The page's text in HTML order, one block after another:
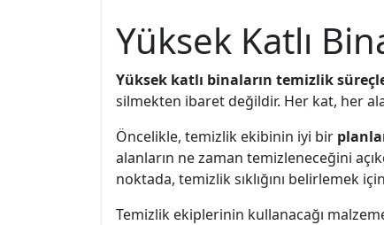
Yüksek Katlı
Yüksek katlı binaların temizlik
silmekten ibaret değildir. Her kat, her
Öncelikle, temizlik ekibinin iyi bir
alanların ne zaman temizleneceğini
noktada, temizlik sıklığını belirlemek için
Temizlik ekiplerinin kullanacağı